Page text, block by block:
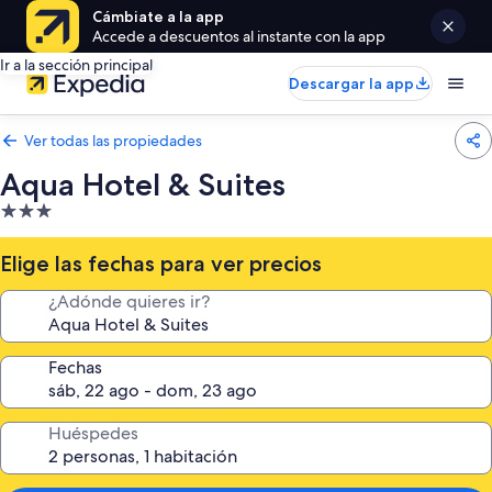
Cámbiate a la app
Accede a descuentos al instante con la app
Ir a la sección principal
Descargar la app
Ver todas las propiedades
Aqua Hotel & Suites
Propiedad
de
3.0
estrellas
Elige las fechas para ver precios
¿Adónde quieres ir?
Fechas
Huéspedes